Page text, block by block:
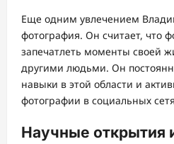
Еще одним увлечением
фотография. Он считает, что
запечатлеть моменты своей
другими людьми. Он
навыки в этой области и
фотографии в социальных
Научные открытия